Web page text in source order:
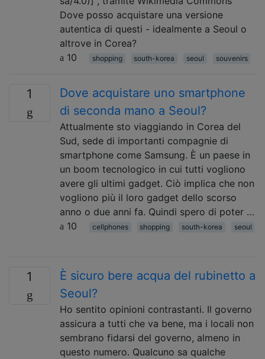
Dove posso acquistare una versione
autentica di questi - idealmente a Seoul o
altrove in Corea?
10
shopping south-korea seoul souvenirs
1
Dove acquistare uno smartphone
di seconda mano a Seoul?
Attualmente sto viaggiando in Corea del
Sud, sede di importanti compagnie di
smartphone come Samsung. È un paese in
un boom tecnologico in cui tutti vogliono
avere gli ultimi gadget. Ciò implica che non
vogliono più il loro gadget dello scorso
anno o due anni fa. Quindi spero di poter …
10
cellphones shopping south-korea seoul
1
È sicuro bere acqua del rubinetto a
Seoul?
Ho sentito opinioni contrastanti. Il governo
assicura a tutti che va bene, ma i locali non
sembrano fidarsi del governo, almeno in
questo numero. Qualcuno sa qualche